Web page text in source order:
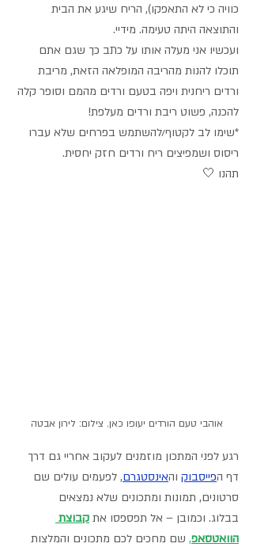
כוויה כי לא התאפקו), הריח שיגע את הבית
והתוצאה היתה טעימה. מידיי.
ועכשיו אני מעלה אותו על כתב כך שגם אתם
תוכלו להנות מהריבה המופלאה הזאת, מריבת
ורדים ריחנית ויפה בטעם ורדים מהמם וסופר קלה
להכנה, פשוט ריבת ורדים מעלפת!
*שימו לב לקטוף/להשתמש בפרחים שלא עברו
ריסוס ושמפיצים ריח ורדים חזק יחסית.
תהנו 🤍
אוהבי טעם הורדים יעופו כאן. צילום: לירון אבטה
רגע לפני המתכון מוזמנים לעקוב אחריי גם דרך
דף הפייסבוק והאינסטגרם, לפעמים עולים שם
סרטונים, תמונות ומתכונים שלא נמצאים
בבלוג. וכמובן – אל תפספסו את קבוצת
הוואטסאפ, שם מחכים לכם מתכונים והמלצות